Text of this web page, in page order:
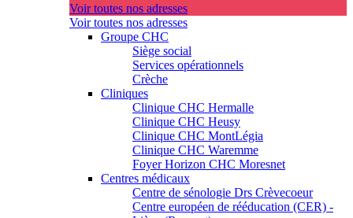
Voir toutes nos adresses
Voir toutes nos adresses
Groupe CHC
Siège social
Services opérationnels
Crèche
Cliniques
Clinique CHC Hermalle
Clinique CHC Heusy
Clinique CHC MontLégia
Clinique CHC Waremme
Foyer Horizon CHC Moresnet
Centres médicaux
Centre de sénologie Drs Crèvecoeur
Centre européen de rééducation (CER) -